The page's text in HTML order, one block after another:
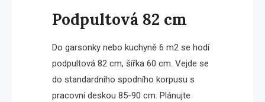
Podpultová 82 cm
Do garsonky nebo kuchyně 6 m2 se hodí
podpultová 82 cm, šířka 60 cm. Vejde se
do standardního spodního korpusu s
pracovní deskou 85-90 cm. Plánujte